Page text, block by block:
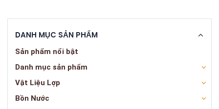
DANH MỤC SẢN PHẨM
Sản phẩm nổi bật
Danh mục sản phẩm
Vật Liệu Lợp
Bồn Nước